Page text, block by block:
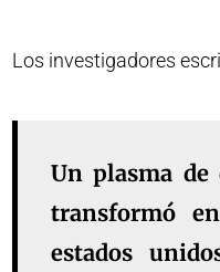
Los investigadores
Un plasma de
transformó
estados